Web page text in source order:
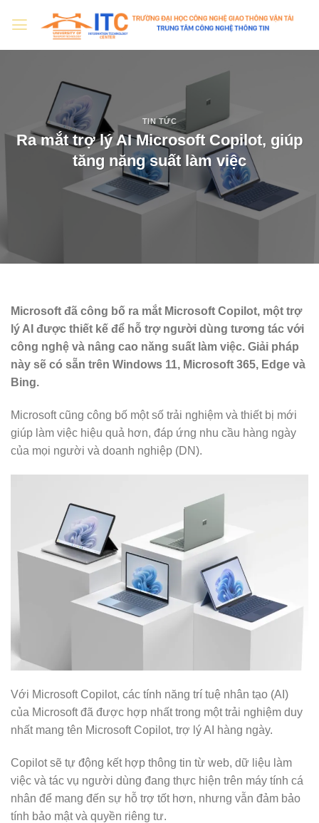
TIN TỨC
Ra mắt trợ lý AI Microsoft Copilot, giúp
tăng năng suất làm việc
Microsoft đã công bố ra mắt Microsoft Copilot, một trợ
lý AI được thiết kế để hỗ trợ người dùng tương tác với
công nghệ và nâng cao năng suất làm việc. Giải pháp
này sẽ có sẵn trên Windows 11, Microsoft 365, Edge và
Bing.
Microsoft cũng công bố một số trải nghiệm và thiết bị mới
giúp làm việc hiệu quả hơn, đáp ứng nhu cầu hàng ngày
của mọi người và doanh nghiệp (DN).
Với Microsoft Copilot, các tính năng trí tuệ nhân tạo (AI)
của Microsoft đã được hợp nhất trong một trải nghiệm duy
nhất mang tên Microsoft Copilot, trợ lý AI hàng ngày.
Copilot sẽ tự động kết hợp thông tin từ web, dữ liệu làm
việc và tác vụ người dùng đang thực hiện trên máy tính cá
nhân để mang đến sự hỗ trợ tốt hơn, nhưng vẫn đảm bảo
tính bảo mật và quyền riêng tư.